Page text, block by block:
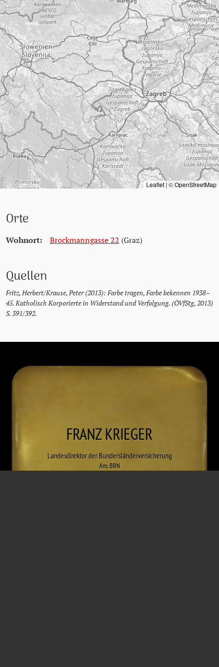
Leaflet | ©OpenStreetMap
Orte
Wohnort: Brockmanngasse 22 (Graz)
Quellen
Fritz, Herbert/Krause, Peter (2013): Farbe tragen, Farbe bekennen 1938–
45. Katholisch Korporierte in Widerstand und Verfolgung. (ÖVfStg, 2013)
S. 391/392.
FRANZKRIEGER
Landesdirektor der Bundersländerversicherung
Am,BBN